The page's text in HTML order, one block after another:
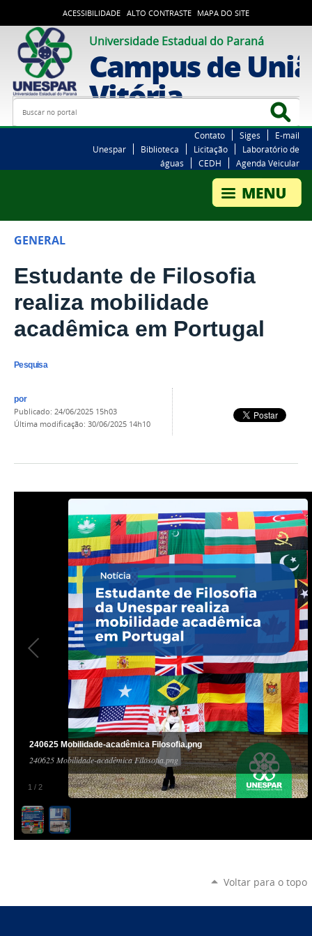
ACESSIBILIDADE ALTO CONTRASTE MAPA DO SITE
Universidade Estadual do Paraná
Campus de
Vitória
Busca
Contato Siges
E-mail
Unespar
Biblioteca Licitação
Laboratório de
águas
CEDH Agenda Veicular
GENERAL
Estudante de Filosofia
realiza mobilidade
acadêmica em Portugal
Pesquisa
por
publicado: 24/06/2025 15h03
última modificação: 30/06/2025 14h10
1 / 2
240625 Mobilidade-acadêmica Filosofia.png
240625 Mobilidade-acadêmica Filosofia.png
Voltar para o topo